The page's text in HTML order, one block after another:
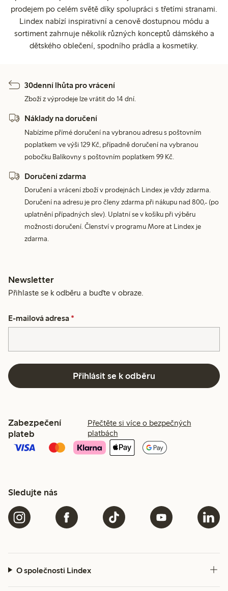
prodejem po celém světě díky spolupráci s třetími stranami.
Lindex nabízí inspirativní a cenově dostupnou módu a
sortiment zahrnuje několik různých konceptů dámského a
dětského oblečení, spodního prádla a kosmetiky.
30denní lhůta pro vrácení
Zboží z výprodeje lze vrátit do 14 dní.
Náklady na doručení
Nabízíme přímé doručení na vybranou adresu s poštovním
poplatkem ve výši 129 Kč, případně doručení na vybranou
pobočku Balíkovny s poštovním poplatkem 99 Kč.
Doručení zdarma
Doručení a vrácení zboží v prodejnách Lindex je vždy zdarma.
Doručení na adresu je pro členy zdarma při nákupu nad 800,- (po
uplatnění případných slev). Uplatní se v košíku při výběru
možnosti doručení. Členství v programu More at Lindex je
zdarma.
Newsletter
Přihlaste se k odběru a buďte v obraze.
E-mailová adresa *
Přihlásit se k odběru
Zabezpečení
plateb
Přečtěte si více o bezpečných
platbách
Sledujte nás
O společnosti Lindex